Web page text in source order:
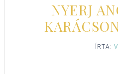
NYERJ
ÍRTA: